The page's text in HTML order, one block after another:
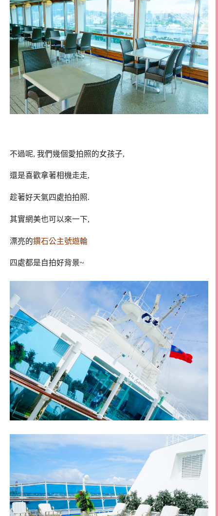
不過呢, 我們幾個愛拍照的女孩子,
還是喜歡拿著相機走走,
趁著好天氣四處拍拍照.
其實網美也可以來一下,
漂亮的鑽石公主號遊輪
四處都是自拍好背景~